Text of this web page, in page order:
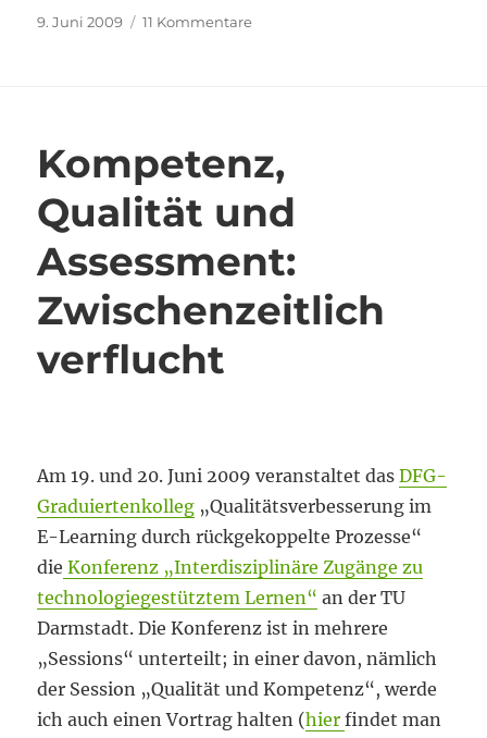
Veröffentlicht
9. Juni 2009 11 Kommentarezu
nicht
passiert
Kompetenz,
Qualität und
Assessment:
Zwischenzeitlich
verflucht
Am 19. und 20. Juni 2009 veranstaltet dasDFG-
Graduiertenkolleg „Qualitätsverbesserung im
E-Learning durch rückgekoppelte Prozesse“
die Konferenz „Interdisziplinäre Zugänge zu
technologiegestütztem Lernen“ an der TU
Darmstadt. Die Konferenz ist in mehrere
„Sessions“ unterteilt; in einer davon, nämlich
der Session „Qualität und Kompetenz“, werde
ich auch einen Vortrag halten (hierfindet man